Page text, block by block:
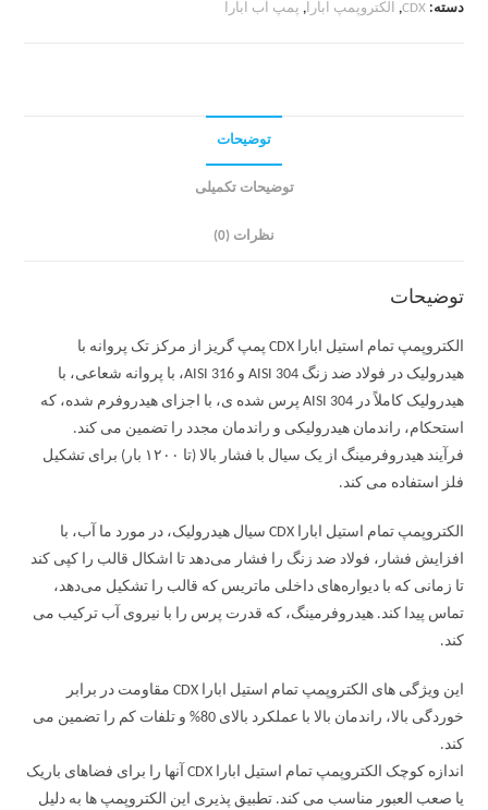
دسته:CDX
, الکتروپمپ ابارا, پمپ آب ابارا
توضیحات
توضیحات تکمیلی
نظرات (0)
توضیحات
الکتروپمپ تمام استیل ابارا CDX پمپ گریز از مرکز تک پروانه با
هیدرولیک در فولاد ضد زنگ AISI 304 و AISI 316، با پروانه شعاعی، با
هیدرولیک کاملاً در AISI 304 پرس شده ی، با اجزای هیدروفرم شده، که
استحکام، راندمان هیدرولیکی و راندمان مجدد را تضمین می کند.
فرآیند هیدروفرمینگ از یک سیال با فشار بالا (تا ۱۲۰۰ بار) برای تشکیل
فلز استفاده می کند.
الکتروپمپ تمام استیل ابارا CDX سیال هیدرولیک، در مورد ما آب، با
افزایش فشار، فولاد ضد زنگ را فشار می‌دهد تا اشکال قالب را کپی کند
تا زمانی که با دیواره‌های داخلی ماتریس که قالب را تشکیل می‌دهد،
تماس پیدا کند. هیدروفرمینگ، که قدرت پرس را با نیروی آب ترکیب می
کند.
این ویژگی های الکتروپمپ تمام استیل ابارا CDX مقاومت در برابر
خوردگی بالا، راندمان بالا با عملکرد بالای 80% و تلفات کم را تضمین می
کند.
اندازه کوچک الکتروپمپ تمام استیل ابارا CDX آنها را برای فضاهای باریک
یا صعب العبور مناسب می کند. تطبیق پذیری این الکتروپمپ ها به دلیل